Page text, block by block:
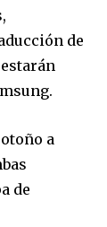
de
a
de